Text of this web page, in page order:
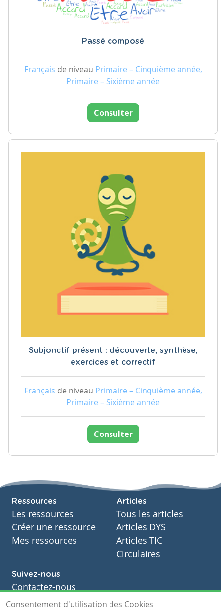
Passé composé
Français de niveau Primaire – Cinquième année,
Primaire – Sixième année
Consulter
Subjonctif présent : découverte, synthèse,
exercices et correctif
Français de niveau Primaire – Cinquième année,
Primaire – Sixième année
Consulter
Ressources
Les ressources
Créer une ressource
Mes ressources
Articles
Tous les articles
Articles DYS
Articles TIC
Circulaires
Suivez-nous
Contactez-nous
Soutien scolaire
Consentement d'utilisation des Cookies